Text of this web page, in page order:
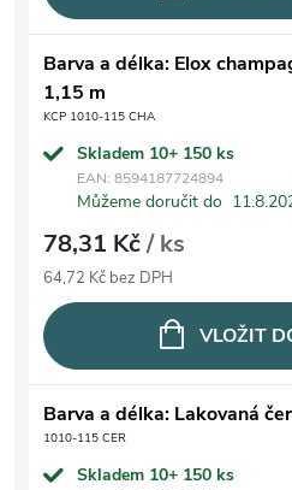
Barva a délka: Elox
1,15 m
KCP 1010-115 CHA
Skladem 10+ 150 ks
EAN: 8594187724894
Můžeme doručit do
78,31 Kč/ ks
64,72 Kč bez DPH
VLOŽIT
Barva a délka: Lakovaná
1010-115 CER
Skladem 10+ 150 ks